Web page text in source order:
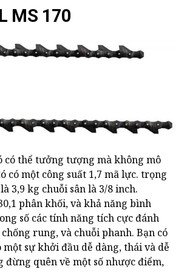
MS 170
có thể tưởng tượng mà không mô
có một công suất 1,7 mã lực. trọng
3,9 kg chuỗi sân là 3/8 inch.
phân khối, và khả năng bình
số các tính năng tích cực đánh
rung, và chuỗi phanh. Bạn có
sự khởi đầu dễ dàng, thái và dễ
đừng quên về một số nhược điểm,